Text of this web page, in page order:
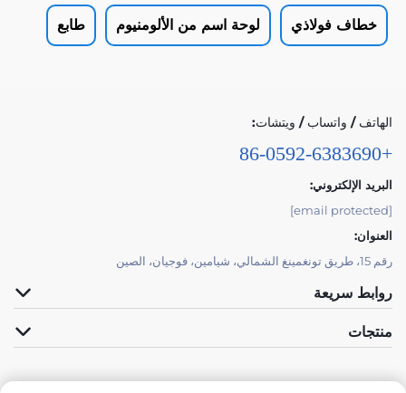
خطاف فولاذي لوحة اسم من الألومنيوم طابع
الهاتف / واتساب / ويتشات:
+86-0592-6383690
البريد الإلكتروني:
[email protected]
العنوان:
رقم 15، طريق تونغمينغ الشمالي، شيامين، فوجيان، الصين
روابط سريعة
منتجات